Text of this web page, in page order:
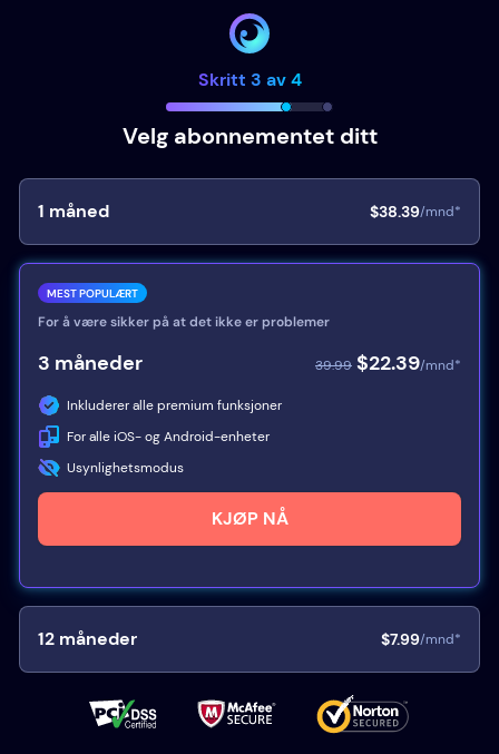
Skritt 3 av 4
Velg abonnementet ditt
1 måned $38.39/mnd*
MEST POPULÆRT
For å være sikker på at det ikke er problemer
3 måneder 39.99 $22.39/mnd*
Inkluderer alle premium funksjoner
For alle iOS- og Android-enheter
Usynlighetsmodus
KJØP NÅ
12 måneder $7.99/mnd*